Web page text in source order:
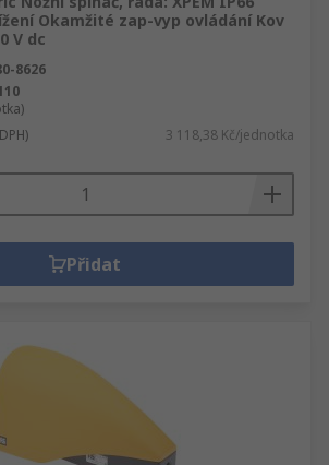
Okamžité zap-vyp ovládání Kov
V dc
8626
3 118,38 Kč/jednotka
Přidat